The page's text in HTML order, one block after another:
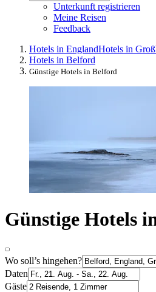
Unterkunft registrieren
Meine Reisen
Feedback
Hotels in EnglandHotels in
Hotels in Belford
Günstige Hotels in Belford
Günstige Hotels
Wo soll’s hingehen?
Daten
Gäste